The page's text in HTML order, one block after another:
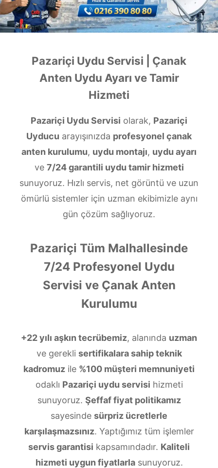
Pazariçi Uydu Servisi | Çanak
Anten Uydu Ayarı ve Tamir
Hizmeti
Pazariçi Uydu Servisi olarak, Pazariçi
Uyducu arayışınızda profesyonel çanak
anten kurulumu, uydu montajı, uydu ayarı
ve 7/24 garantili uydu tamir hizmeti
sunuyoruz. Hızlı servis, net görüntü ve uzun
ömürlü sistemler için uzman ekibimizle aynı
gün çözüm sağlıyoruz.
Pazariçi Tüm Malhallesinde
7/24 Profesyonel Uydu
Servisi ve Çanak Anten
Kurulumu
+22 yılı aşkın tecrübemiz, alanında uzman
ve gerekli sertifikalara sahip teknik
kadromuz ile %100 müşteri memnuniyeti
odaklı Pazariçi uydu servisi hizmeti
sunuyoruz. Şeffaf fiyat politikamız
sayesinde sürpriz ücretlerle
karşılaşmazsınız. Yaptığımız tüm işlemler
servis garantisi kapsamındadır. Kaliteli
hizmeti uygun fiyatlarlasunuyoruz.